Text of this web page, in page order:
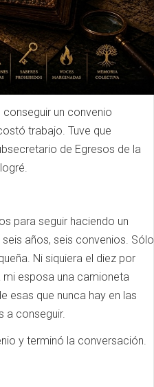
un convenio
trabajo. Tuve que
de Egresos de la
para seguir haciendo un
años, seis convenios. Sólo
Ni siquiera el diez por
esposa una camioneta
esas que nunca hay en las
a conseguir.
y terminó la conversación.